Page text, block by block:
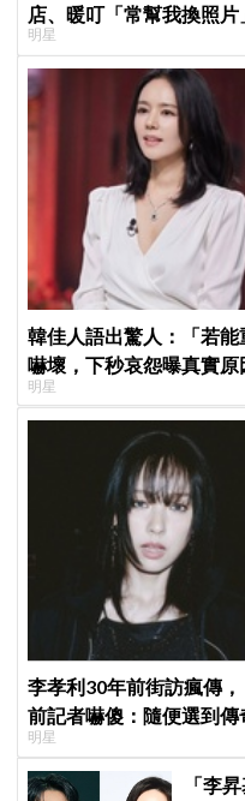
店、暖叮「常幫我換照
子不能脫粉了
明星
韓佳人語出驚人：「若
嚇壞，下秒哀怨曝真實原
明星
李孝利30年前街訪瘋傳
前記者嚇傻：隨便選到傳
明星
「李